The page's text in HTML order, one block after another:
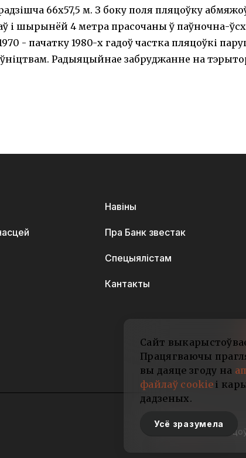
66х57,5 м. З боку поля пляцоўку
і шырынёй 4 метра прасочаны ў паўночна-
- пачатку 1980-х гадоў частка пляцоўкі
Радыяцыйнае забруджанне на
Навіны
Пра Банк звестак
Спецыялістам
Кантакты
Сайт
Працягваючы
вы даяце згоду на
файлаў cookie і
дадзеных.
Усё зразумела